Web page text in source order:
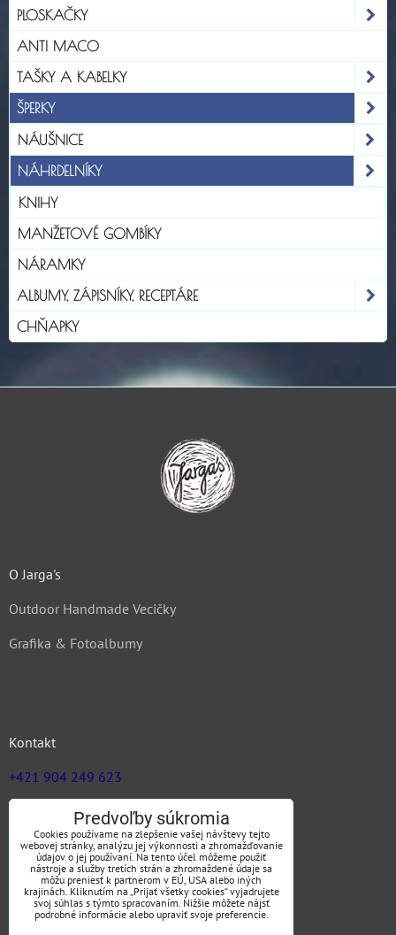
PLOSKAČKY
ANTI MACO
TAŠKY A KABELKY
ŠPERKY
NÁUŠNICE
NÁHRDELNÍKY
KNIHY
MANŽETOVÉ GOMBÍKY
NÁRAMKY
ALBUMY, ZÁPISNÍKY, RECEPTÁRE
CHŇAPKY
O Jarga's
Outdoor Handmade Vecičky
Grafika & Fotoalbumy
Kontakt
+421 904 249 623
zuz@jargas.sk
Obchodné podmienky
Predvoľby súkromia
Cookies používame na zlepšenie vašej návštevy tejto
webovej stránky, analýzu jej výkonnosti a zhromažďovanie
údajov o jej používaní. Na tento účel môžeme použiť
nástroje a služby tretích strán a zhromaždené údaje sa
môžu preniesť k partnerom v EÚ, USA alebo iných
krajinách. Kliknutím na „Prijať všetky cookies“ vyjadrujete
svoj súhlas s týmto spracovaním. Nižšie môžete nájsť
podrobné informácie alebo upraviť svoje preferencie.